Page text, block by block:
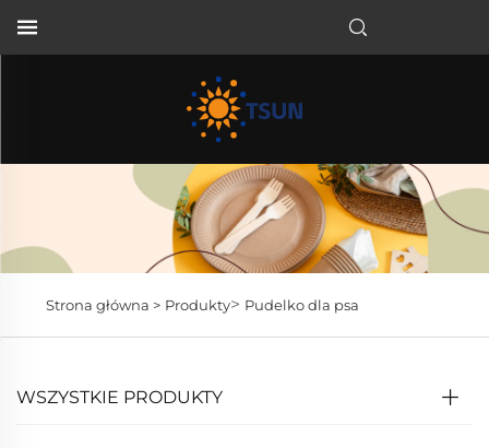
Strona główna > Produkty> Pudelko dla psa
WSZYSTKIE PRODUKTY